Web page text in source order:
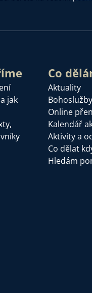
jak
Co
Aktuality
Bohoslužby
Online
Kalendář
Aktivity a
Co dělat
Hledám